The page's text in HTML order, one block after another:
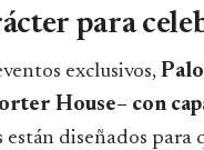
para
exclusivos,
House– con
están diseñados